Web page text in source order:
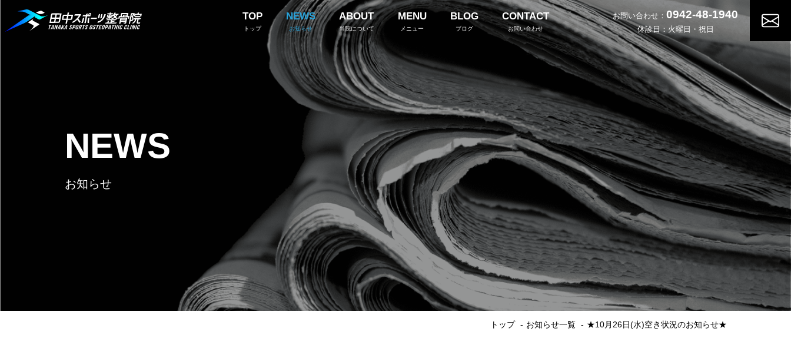
TOP
トップ
NEWS
お知らせ
ABOUT
当院について
MENU
メニュー
BLOG
ブログ
CONTACT
お問い合わせ
お問い合わせ： 0942-48-1940
休診日：火曜日・祝日
NEWS
お知らせ
トップ お知らせ一覧 ★10月26日(水)空き状況のお知らせ★